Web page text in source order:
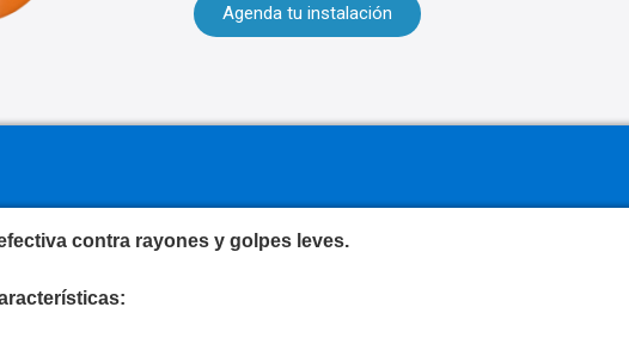
Agenda tu instalación
contra rayones y golpes leves.